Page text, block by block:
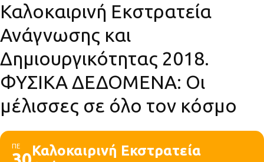
Καλοκαιρινή Εκστρατεία
Ανάγνωσης και
Δημιουργικότητας 2018.
ΦΥΣΙΚΑ ΔΕΔΟΜΕΝΑ: Οι
μέλισσες σε όλο τον κόσμο
ΠΕ
Καλοκαιρινή Εκστρατεία